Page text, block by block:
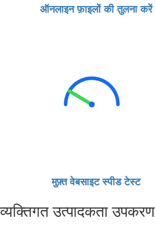
ऑनलाइन फ़ाइलों की तुलना करें
मुफ़्त वेबसाइट स्पीड टेस्ट
व्यक्तिगत उत्पादकता उपकरण